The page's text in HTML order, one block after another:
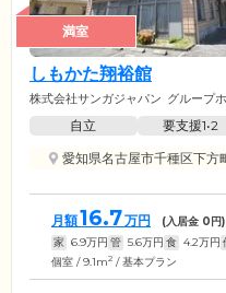
満室
しもかた翔裕館
株式会社サンガジャパン グループ
自立 要支援1•2
愛知県名古屋市千種区下方
月額16.7万円 (入居金 0円
家 6.9万円 管 5.6万円 食 4.2万円
個室 / 9.1m2 / 基本プラン